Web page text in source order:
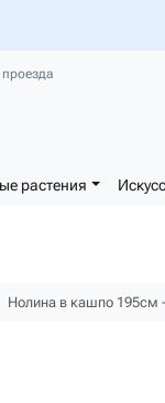
растения
Нолина в кашпо 195см